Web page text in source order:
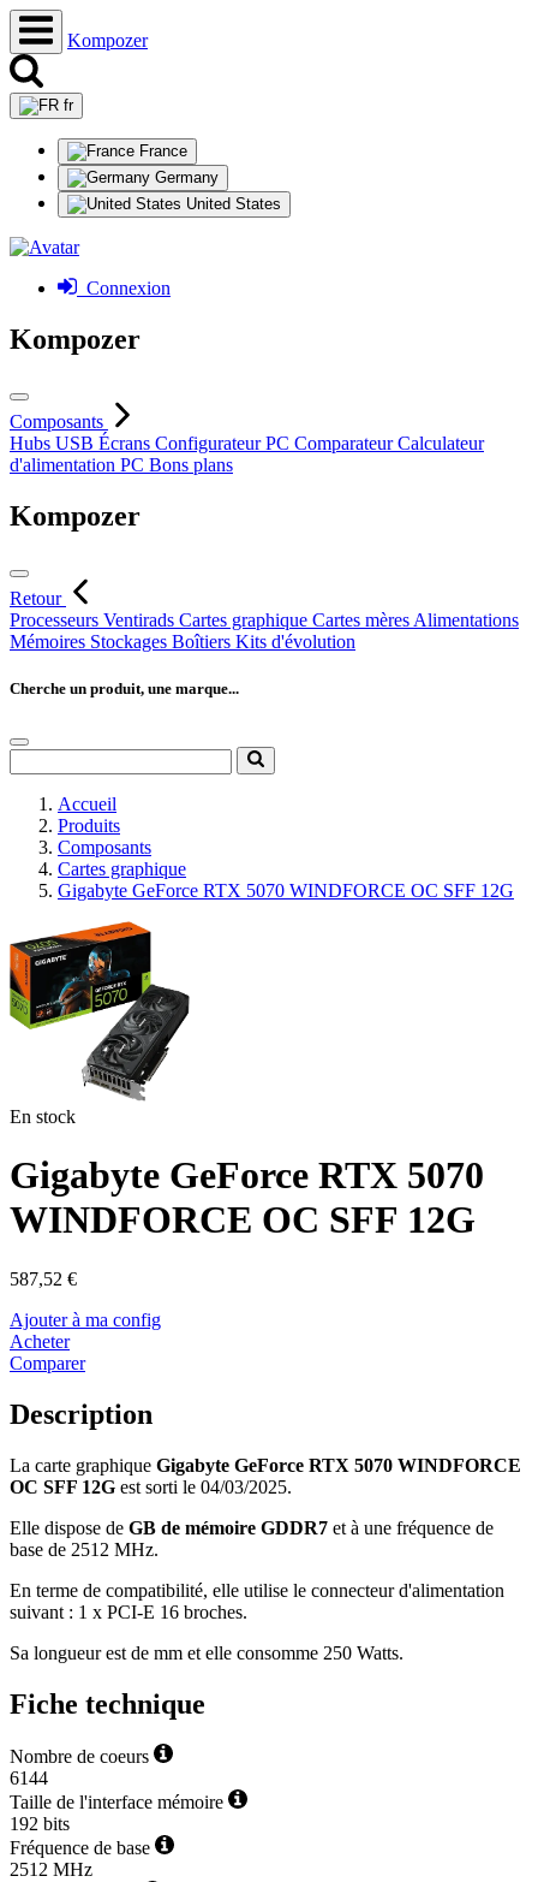
Kompozer
fr
France
Germany
United States
Connexion
Kompozer
Composants
Hubs USB Écrans Configurateur PC ComparateurCalculateur
d'alimentation PC Bons plans
Kompozer
Retour
Processeurs Ventirads Cartes graphique Cartes mères Alimentations
Mémoires Stockages Boîtiers Kits d'évolution
Cherche un produit, une marque...
Accueil
Produits
Composants
Cartes graphique
Gigabyte GeForce RTX 5070 WINDFORCE OC SFF 12G
En stock
Gigabyte GeForce RTX 5070
WINDFORCE OC SFF 12G
587,52 €
Ajouter à ma config
Acheter
Comparer
Description
La carte graphique Gigabyte GeForce RTX 5070 WINDFORCE
OC SFF 12G est sorti le 04/03/2025.
Elle dispose de GB de mémoire GDDR7 et à une fréquence de
base de 2512 MHz.
En terme de compatibilité, elle utilise le connecteur d'alimentation
suivant : 1 x PCI-E 16 broches.
Sa longueur est de mm et elle consomme 250 Watts.
Fiche technique
Nombre de coeurs
6144
Taille de l'interface mémoire
192 bits
Fréquence de base
2512 MHz